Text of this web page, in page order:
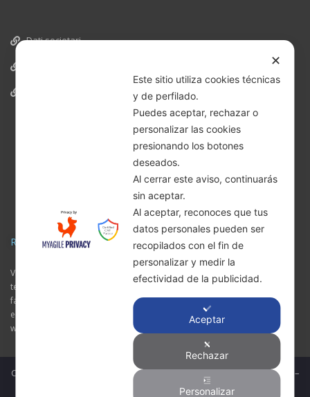
Dati societari
RWBLID
Via Torquato Tasso, 3 – 20825 – Barlassina (MB) Italia
tel: +39 0362 525141
fax: +39 0362 689103
e-mail: commerciale@rwblid.it
whatsapp: 3382278893
Copyright RWBLID – Tutti i diritti sono riservati | P.Iva IT 03288700960 –
ENVI
✕
Este sitio utiliza cookies técnicas
y de perfilado.
Puedes aceptar, rechazar o
personalizar las cookies
presionando los botones
deseados.
Al cerrar este aviso, continuarás
sin aceptar.
Al aceptar, reconoces que tus
datos personales pueden ser
recopilados con el fin de
personalizar y medir la
efectividad de la publicidad.
Aceptar
Rechazar
Personalizar